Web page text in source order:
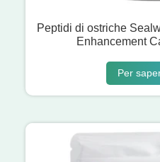
Peptidi di ostriche
Enhancement
Per